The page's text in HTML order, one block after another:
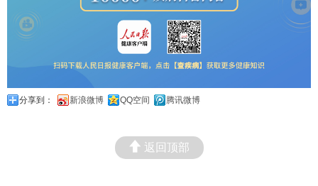
分享到： 新浪微博 QQ空间 腾讯微博
返回顶部